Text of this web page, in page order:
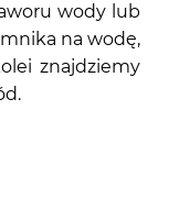
wody lub
na wodę,
znajdziemy